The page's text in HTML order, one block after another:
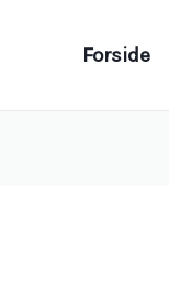
Forside